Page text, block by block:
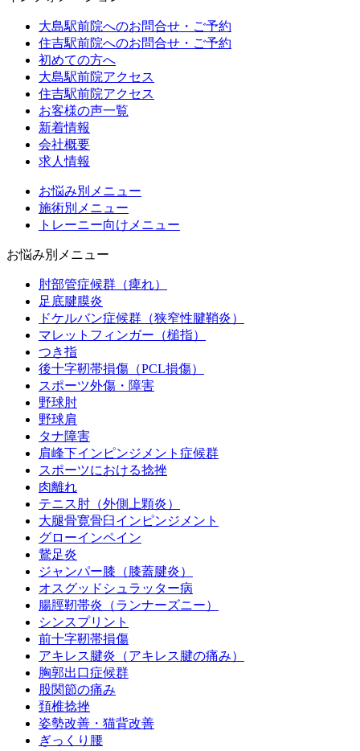
大島駅前院へのお問合せ・ご予約
住吉駅前院へのお問合せ・ご予約
初めての方へ
大島駅前院アクセス
住吉駅前院アクセス
お客様の声一覧
新着情報
会社概要
求人情報
お悩み別メニュー
施術別メニュー
トレーニー向けメニュー
お悩み別メニュー
肘部管症候群（痺れ）
足底腱膜炎
ドケルバン症候群（狭窄性腱鞘炎）
マレットフィンガー（槌指）
つき指
後十字靭帯損傷（PCL損傷）
スポーツ外傷・障害
野球肘
野球肩
タナ障害
肩峰下インピンジメント症候群
スポーツにおける捻挫
肉離れ
テニス肘（外側上顆炎）
大腿骨寛骨臼インピンジメント
グローインペイン
鵞足炎
ジャンパー膝（膝蓋腱炎）
オスグッドシュラッター病
腸脛靭帯炎（ランナーズニー）
シンスプリント
前十字靭帯損傷
アキレス腱炎（アキレス腱の痛み）
胸郭出口症候群
股関節の痛み
頚椎捻挫
姿勢改善・猫背改善
ぎっくり腰